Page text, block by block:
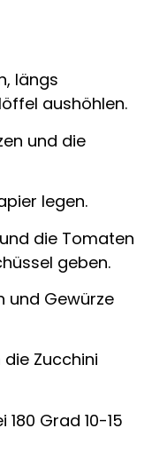
längs
aushöhlen.
und die
legen.
die Tomaten
geben.
und Gewürze
Zucchini
Grad 10-15